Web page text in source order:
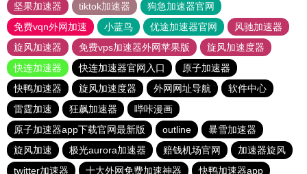
坚果加速器
tiktok加速器
狗急加速器官网
免费vqn外网加速
小蓝鸟 优途加速器官网
风驰加速器
旋风加速器
免费vps加速器外网苹果版
旋风加速度器
快连加速器
快连加速器官网入口
原子加速器
快鸭加速器
旋风加速度器 外网网址导航
软件中心
雷霆加速
狂飙加速器
哔咔漫画
原子加速器app下载官网最新版
outline
暴雪加速器
旋风加速
极光aurora加速器 赔钱机场官网
加速器旋风
twitter加速器
十大外网免费加速神器
快鸭加速器app